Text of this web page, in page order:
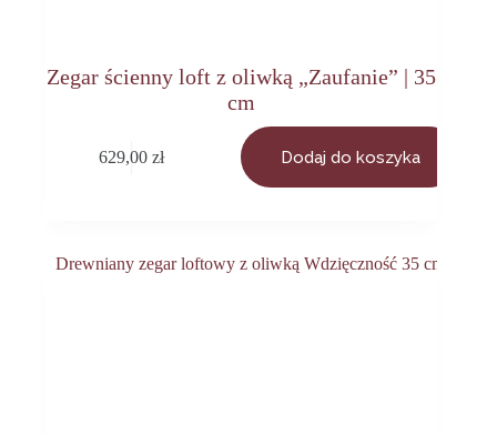
Zegar ścienny loft z oliwką „Zaufanie” | 35
cm
629,00zł Dodaj do koszyka